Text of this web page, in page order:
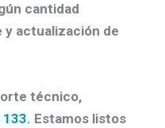
cantidad
y actualización de
técnico,
133. Estamos listos